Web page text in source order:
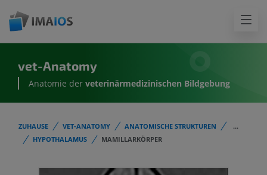
vet-Anatomy
Anatomie der veterinärmedizinischen Bildgebung
ZUHAUSE VET-ANATOMY ANATOMISCHE STRUKTUREN
...
HYPOTHALAMUS
MAMILLARKÖRPER